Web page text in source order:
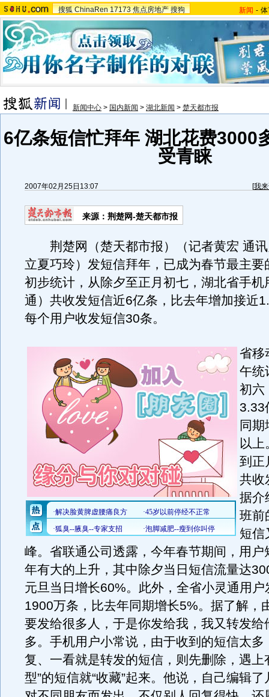
搜狐 ChinaRen 17173 焦点房地产 搜狗 新闻 -
新闻中心 > 国内新闻 > 湖北新闻 > 楚天都市报
6亿条短信忙拜年 湖北花费3000
受青睐
2007年02月25日13:07 [我
来源：荆楚网-楚天都市报
荆楚网（楚天都市报）（记者黄宏 通讯
立夏巧玲）发短信拜年，已成为春节最主要
初步统计，从除夕至正月初七，湖北省手机
通）共收发短信近6亿条，比去年增加接近
每个用户收发短信30条。
省移
午统
初六
3.33
同
以
到正
共收
据介
班前
短信
峰。省联通公司透露，今年春节期间，用户
年有大的上升，其中除夕当日短信流量达
元旦当日增长60%。此外，全省小灵通用户
1900万条，比去年同期增长5%。据了解，
要发给很多人，于是你发给我，我又转发给
多。手机用户小常说，由于收到的短信太多
复、一看就是转发的短信，则先删除，遇上
型”的短信就“收藏”起来。他说，自己编辑